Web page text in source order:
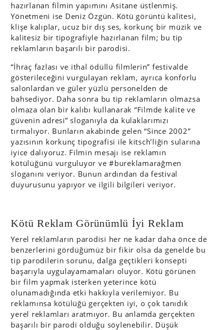
hazırlanan filmin yapımını Asitane üstlenmiş.
Yönetmeni ise Deniz Özgün. Kötü görüntü kalitesi,
klişe kalıplar, ucuz bir dış ses, korkunç bir müzik ve
kalitesiz bir tipografiyle hazırlanan film; bu tip
reklamların başarılı bir parodisi.
“İhraç fazlası ve ithal ödüllü filmlerin” festivalde
gösterileceğini vurgulayan reklam, ayrıca konforlu
salonlardan ve güler yüzlü personelden de
bahsediyor. Daha sonra bu tip reklamların olmazsa
olmaza olan bir kalıbı kullanarak “Filmde kalite ve
güvenin adresi” sloganıyla da kulaklarımızı
tırmalıyor. Bunların akabinde gelen “Since 2002”
yazısının korkunç tipografisi ile kitsch’liğin sularına
iyice dalıyoruz. Filmin mesajı ise reklamın
kötülüğünü vurguluyor ve #bureklamarağmen
sloganını veriyor. Bunun ardından da festival
duyurusunu yapıyor ve ilgili bilgileri veriyor.
Kötü Reklam Görünümlü İyi Reklam
Yerel reklamların parodisi her ne kadar daha önce de
benzerlerini gördüğümüz bir fikir olsa da genelde bu
tip parodilerin sorunu, dalga geçtikleri konsepti
başarıyla uygulayamamaları oluyor. Kötü görünen
bir film yapmak isterken yeterince kötü
olunamadığında etki hakkıyla verilemiyor. Bu
reklamınsa kötülüğü gerçekten iyi, o çok tanıdık
yerel reklamları aratmıyor. Bu anlamda gerçekten
başarılı bir parodi olduğu söylenebilir. Düşük